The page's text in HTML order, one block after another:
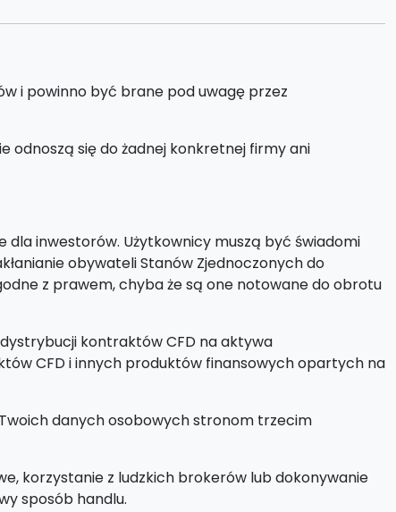
i powinno być brane pod uwagę przez
odnoszą się do żadnej konkretnej firmy ani
inwestorów. Użytkownicy muszą być świadomi
obywateli Stanów Zjednoczonych do
z prawem, chyba że są one notowane do obrotu
kontraktów CFD na aktywa
CFD i innych produktów finansowych opartych na
danych osobowych stronom trzecim
korzystanie z ludzkich brokerów lub dokonywanie
sposób handlu.